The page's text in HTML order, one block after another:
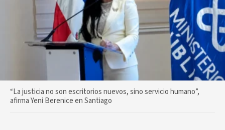
“La justicia no son escritorios nuevos, sino servicio humano”,
afirma Yeni Berenice en Santiago